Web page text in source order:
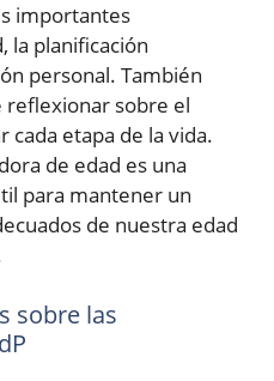
importantes
la planificación
personal. También
reflexionar sobre el
cada etapa de la vida.
de edad es una
para mantener un
de nuestra edad
sobre las